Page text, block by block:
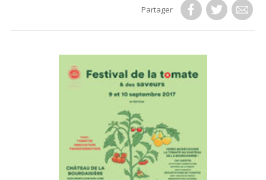
Partager